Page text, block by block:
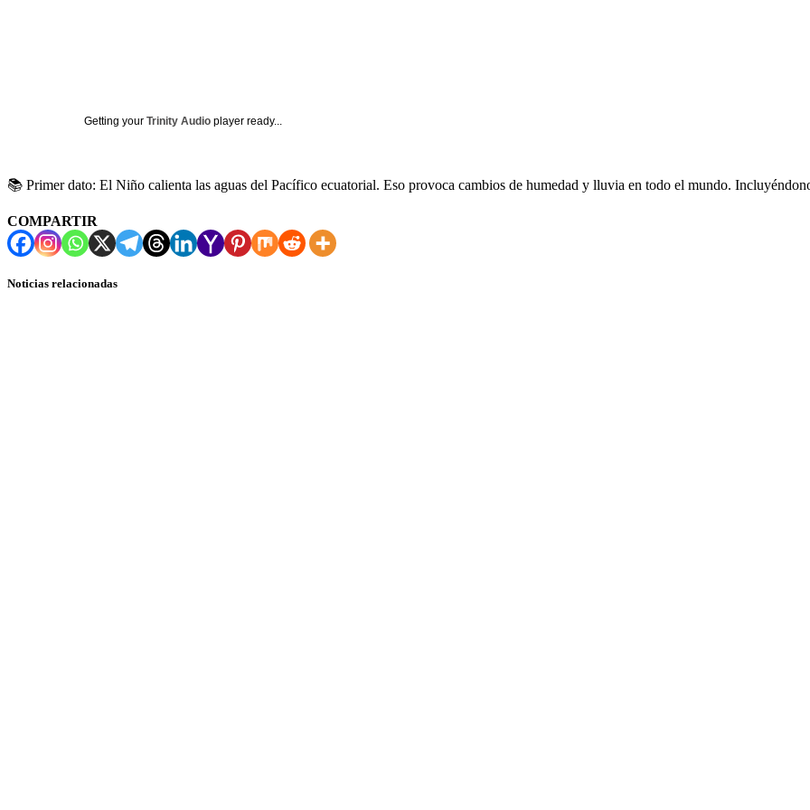
Getting your Trinity Audio player ready...
📚 Primer dato: El Niño calienta las aguas del Pacífico ecuatorial. Eso provoca cambios de humedad y lluvia en todo el mundo.
COMPARTIR
Noticias relacionadas